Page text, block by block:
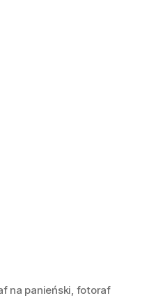
na panieński, fotoraf